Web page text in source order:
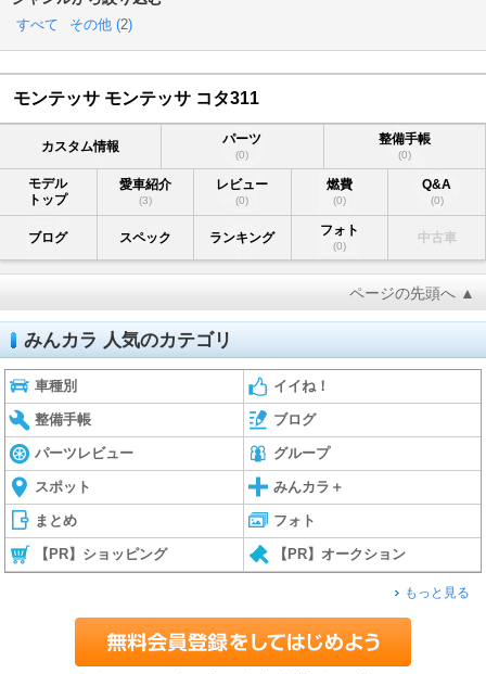
すべて その他 (2)
モンテッサ モンテッサ コタ311
カスタム情報 パーツ
(0)
整備手帳
(0)
モデル
トップ
愛車紹介
(3)
レビュー
(0)
燃費
(0)
Q&A
(0)
ブログ スペック ランキング フォト
(0)
中古車
ページの先頭へ ▲
みんカラ 人気のカテゴリ
車種別 イイね！
整備手帳 ブログ
パーツレビュー グループ
スポット みんカラ＋
まとめ フォト
【PR】ショッピング 【PR】オークション
もっと見る